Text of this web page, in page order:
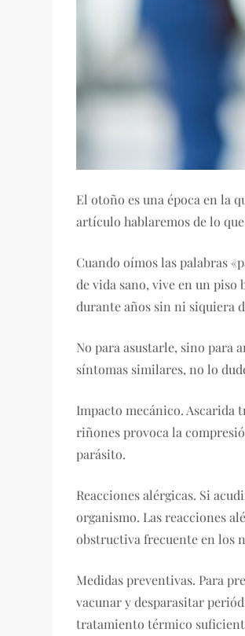
El otoño es una época en la
artículo hablaremos de lo
Cuando oímos las palabras
de vida sano, vive en un
durante años sin ni siquiera
No para asustarle, sino para
síntomas similares, no lo
Impacto mecánico. Ascarida
riñones provoca la
parásito.
Reacciones alérgicas. Si
organismo. Las reacciones
obstructiva frecuente en los
Medidas preventivas. Para
vacunar y desparasitar
tratamiento térmico